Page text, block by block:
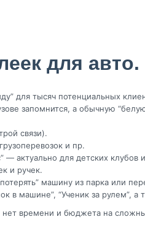
для
для тысяч потенциальных
запомнится, а обычную
связи).
и пр.
— актуально для детских клубов
и ручек.
машину из парка или
в машине”, “Ученик за рулем”,
нет времени и бюджета на